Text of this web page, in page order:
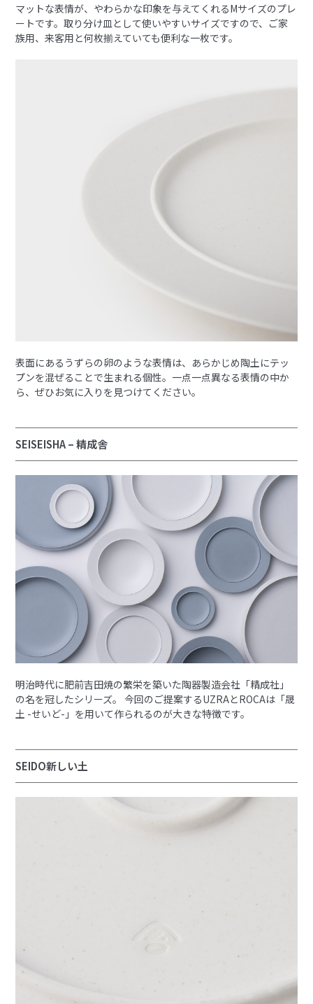
マットな表情が、やわらかな印象を与えてくれるMサイズのプレ
ートです。取り分け皿として使いやすいサイズですので、ご家
族用、来客用と何枚揃えていても便利な一枚です。
表面にあるうずらの卵のような表情は、あらかじめ陶土にテッ
プンを混ぜることで生まれる個性。一点一点異なる表情の中か
ら、ぜひお気に入りを見つけてください。
SEISEISHA – 精成舎
明治時代に肥前吉田焼の繁栄を築いた陶器製造会社「精成社」
の名を冠したシリーズ。 今回のご提案するUZRAとROCAは「晟
土 -せいど-」を用いて作られるのが大きな特徴です。
SEIDO新しい土